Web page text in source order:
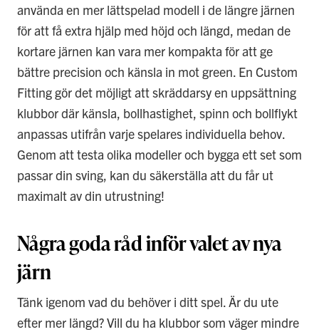
använda en mer lättspelad modell i de längre järnen
för att få extra hjälp med höjd och längd, medan de
kortare järnen kan vara mer kompakta för att ge
bättre precision och känsla in mot green. En Custom
Fitting gör det möjligt att skräddarsy en uppsättning
klubbor där känsla, bollhastighet, spinn och bollflykt
anpassas utifrån varje spelares individuella behov.
Genom att testa olika modeller och bygga ett set som
passar din sving, kan du säkerställa att du får ut
maximalt av din utrustning!
Några goda råd inför valet av nya
järn
Tänk igenom vad du behöver i ditt spel. Är du ute
efter mer längd? Vill du ha klubbor som väger mindre